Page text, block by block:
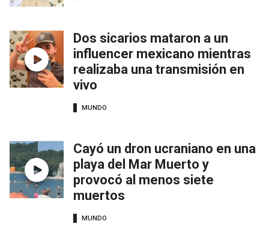
Dos sicarios mataron a un
influencer mexicano mientras
realizaba una transmisión en
vivo
MUNDO
Cayó un dron ucraniano en una
playa del Mar Muerto y
provocó al menos siete
muertos
MUNDO